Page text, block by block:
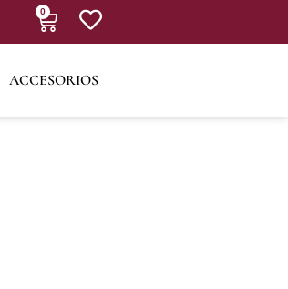
0
ACCESORIOS